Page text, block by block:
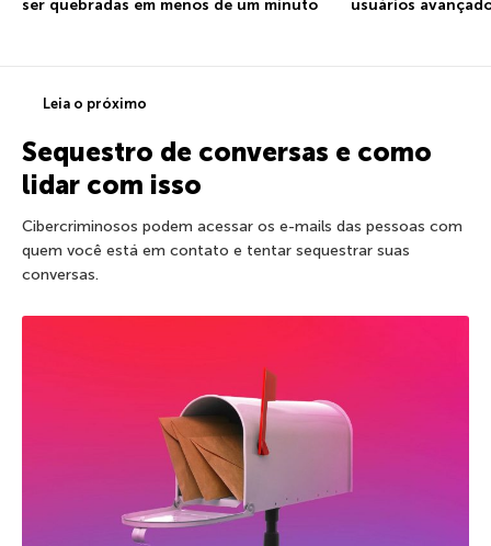
ser quebradas em menos de um minuto usuários
Leia o próximo
Sequestro de conversas e como
lidar com isso
Cibercriminosos podem acessar os e-mails das pessoas com
quem você está em contato e tentar sequestrar suas
conversas.